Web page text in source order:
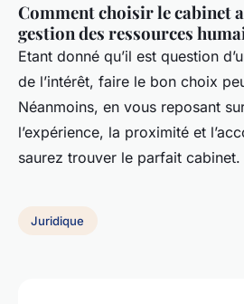
Comment choisir le cabinet
gestion des ressources
Etant donné qu’il est question
de l’intérêt, faire le bon choix
Néanmoins, en vous reposant
l’expérience, la proximité et
saurez trouver le parfait cabinet.
Juridique